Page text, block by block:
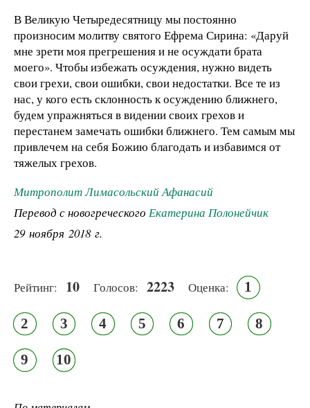
В Великую Четыредесятницу мы постоянно
произносим молитву святого Ефрема Сирина: «Даруй
мне зрети моя прегрешения и не осуждати брата
моего». Чтобы избежать осуждения, нужно видеть
свои грехи, свои ошибки, свои недостатки. Все те из
нас, у кого есть склонность к осуждению ближнего,
будем упражняться в видении своих грехов и
перестанем замечать ошибки ближнего. Тем самым мы
привлечем на себя Божию благодать и избавимся от
тяжелых грехов.
Митрополит Лимасольский Афанасий
Перевод с новогреческого Екатерина Полонейчик
29 ноября 2018 г.
Рейтинг: 10 Голосов: 2223 Оценка: 1
2 3 4 5 6 7 8
9 10